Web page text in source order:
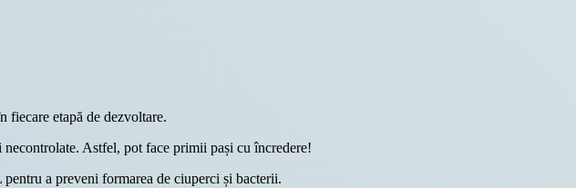
etapă de dezvoltare.
Astfel, pot face primii pași cu încredere!
a preveni formarea de ciuperci și bacterii.